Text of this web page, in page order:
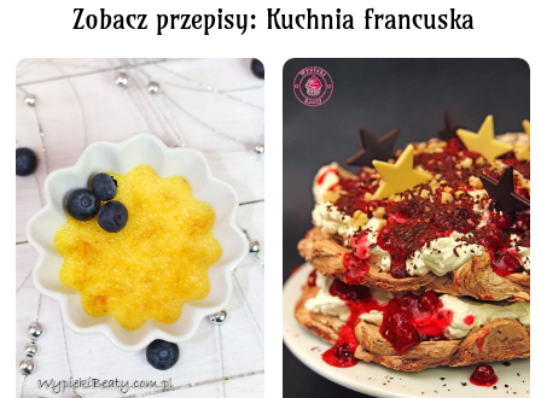
Zobacz przepisy: Kuchnia francuska